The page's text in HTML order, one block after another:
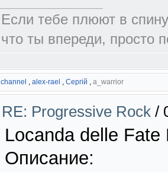
Если тебе плюют в
что ты впереди, просто
channel , alex-rael , Сергій , a_warrior
RE: Progressive Rock /
Locanda delle Fate
Описание: